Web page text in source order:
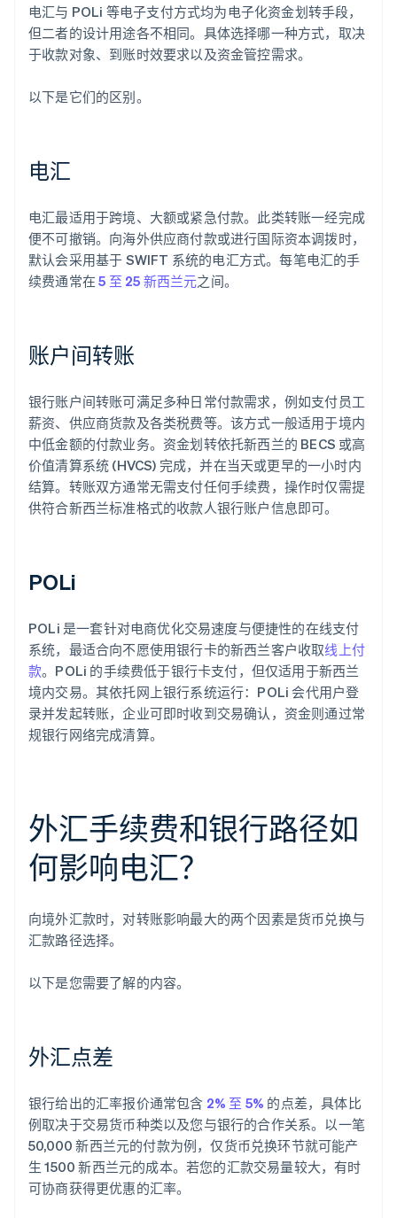
电汇与 POLi 等电子支付方式均为电子化资金划转手段，
但二者的设计用途各不相同。具体选择哪一种方式，取决
于收款对象、到账时效要求以及资金管控需求。
以下是它们的区别。
电汇
电汇最适用于跨境、大额或紧急付款。此类转账一经完成
便不可撤销。向海外供应商付款或进行国际资本调拨时，
默认会采用基于 SWIFT 系统的电汇方式。每笔电汇的手
续费通常在5 至 25 新西兰元之间。
账户间转账
银行账户间转账可满足多种日常付款需求，例如支付员工
薪资、供应商货款及各类税费等。该方式一般适用于境内
中低金额的付款业务。资金划转依托新西兰的 BECS 或高
价值清算系统 (HVCS) 完成，并在当天或更早的一小时内
结算。转账双方通常无需支付任何手续费，操作时仅需提
供符合新西兰标准格式的收款人银行账户信息即可。
POLi
POLi 是一套针对电商优化交易速度与便捷性的在线支付
系统，最适合向不愿使用银行卡的新西兰客户收取线上付
款。POLi 的手续费低于银行卡支付，但仅适用于新西兰
境内交易。其依托网上银行系统运行：POLi 会代用户登
录并发起转账，企业可即时收到交易确认，资金则通过常
规银行网络完成清算。
外汇手续费和银行路径如
何影响电汇？
向境外汇款时，对转账影响最大的两个因素是货币兑换与
汇款路径选择。
以下是您需要了解的内容。
外汇点差
银行给出的汇率报价通常包含 2% 至 5% 的点差，具体比
例取决于交易货币种类以及您与银行的合作关系。以一笔
50,000 新西兰元的付款为例，仅货币兑换环节就可能产
生 1500 新西兰元的成本。若您的汇款交易量较大，有时
可协商获得更优惠的汇率。